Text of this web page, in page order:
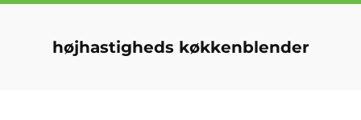
højhastigheds køkkenblender